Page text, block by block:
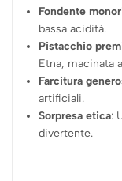
Fondente
bassa acidità.
Pistacchio
Etna, macinata
Farcitura
artificiali.
Sorpresa etica:
divertente.